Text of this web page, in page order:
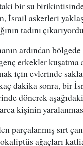
bir su
İsrail askerleri
tadını
ardından
genç erkekler kuşatma
için evlerinde
dakika sonra, bir
dönerek
kişinin
parçalanmış sırt
ağaçları